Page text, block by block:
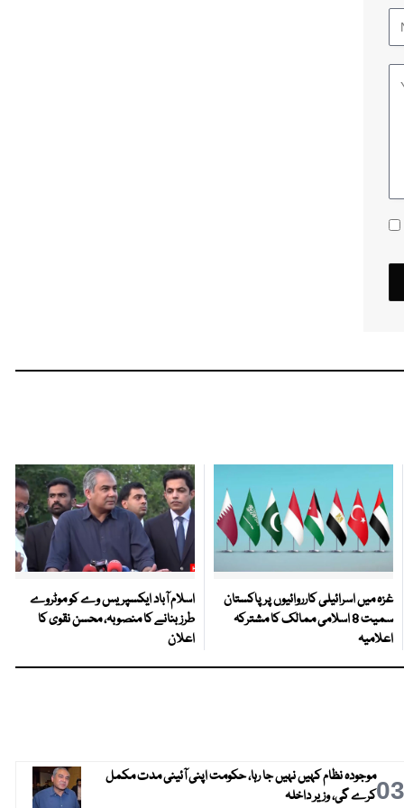
غزہ میں اسرائیلی کارروائیوں پر پاکستان
سمیت 8 اسلامی ممالک کا مشترکہ
اعلامیہ
اسلام آباد ایکسپریس وے کو موٹروے
طرز بنانے کا منصوبہ، محسن نقوی کا
اعلان
03موجودہ نظام کہیں نہیں جا رہا، حکومت اپنی آئینی مدت مکمل
کرے گی، وزیر داخلہ